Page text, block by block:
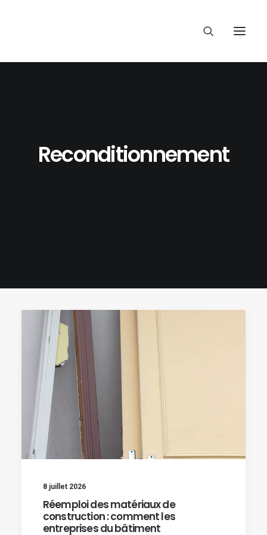
Reconditionnement
8 juillet 2026
Réemploi des matériaux de
construction : comment les
entreprises du bâtiment